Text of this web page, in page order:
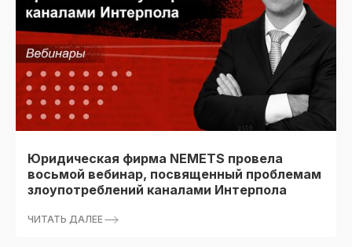
Юридическая фирма NEMETS провела
восьмой вебинар, посвященный проблемам
злоупотреблений каналами Интерпола
ЧИТАТЬ ДАЛЕЕ